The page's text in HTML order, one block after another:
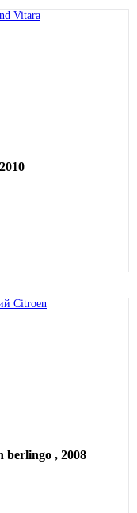
, 2008